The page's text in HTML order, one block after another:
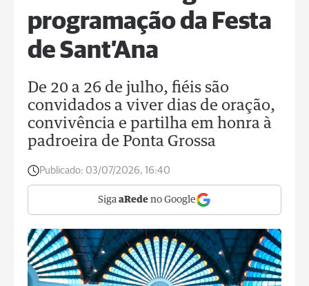
programação da Festa
de Sant’Ana
De 20 a 26 de julho, fiéis são
convidados a viver dias de oração,
convivência e partilha em honra à
padroeira de Ponta Grossa
Publicado: 03/07/2026, 16:40
Siga aRede no Google